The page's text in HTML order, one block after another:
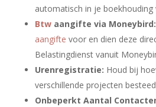
automatisch in je boekhouding
Btwaangifte via Moneybird:
aangifte voor en dien deze
Belastingdienst vanuit
Urenregistratie: Houd bij
verschillende projecten
Onbeperkt Aantal